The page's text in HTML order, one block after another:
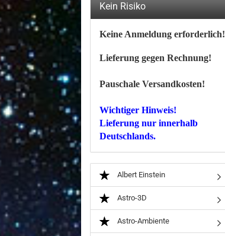
Kein Risiko
Keine Anmeldung erforderlich!
Lieferung gegen Rechnung!
Pauschale Versandkosten!
Wichtiger Hinweis!
Lieferung nur innerhalb
Deutschlands.
Albert Einstein
Astro-3D
Astro-Ambiente